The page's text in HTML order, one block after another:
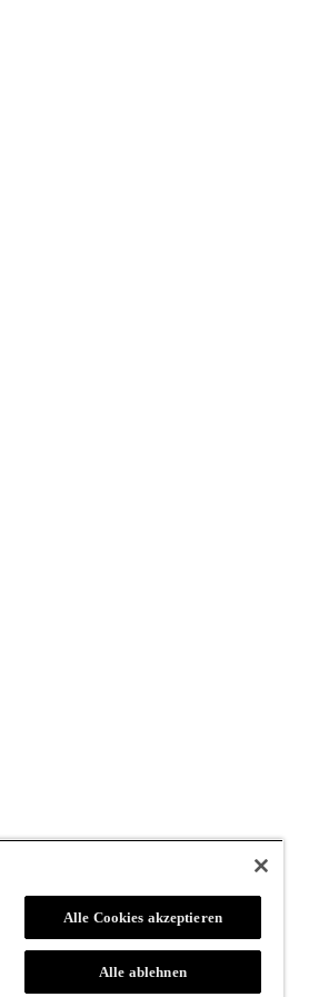
Alle Cookies akzeptieren
Alle ablehnen